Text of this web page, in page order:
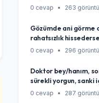
bir perdenin indiği
gelebilir ve acil bir
0 cevap • 263
Gözümde ani görme
rahatsızlık
durumlar ciddi bir
0 cevap • 296
Doktor bey/hanım,
sürekli yorgun, sanki
hissediyorum, bazen
0 cevap • 287